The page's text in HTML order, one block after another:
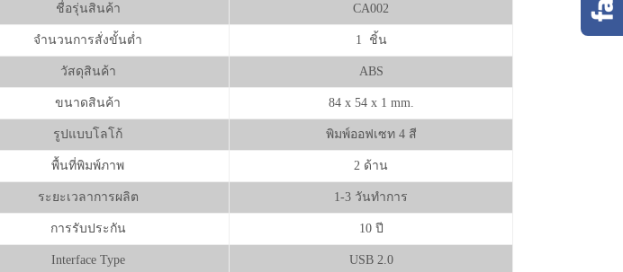
ชื่อรุ่นสินค้า CA002
จำนวนการสั่งขั้นต่ำ 1 ชิ้น
วัสดุสินค้า ABS
ขนาดสินค้า 84 x 54 x 1 mm.
รูปแบบโลโก้ พิมพ์ออฟเซท 4 สี
พื้นที่พิมพ์ภาพ 2 ด้าน
ระยะเวลาการผลิต 1-3 วันทำการ
การรับประกัน 10 ปี
Interface Type USB 2.0